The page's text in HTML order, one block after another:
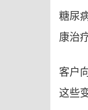
糖尿
康治
客户
这些